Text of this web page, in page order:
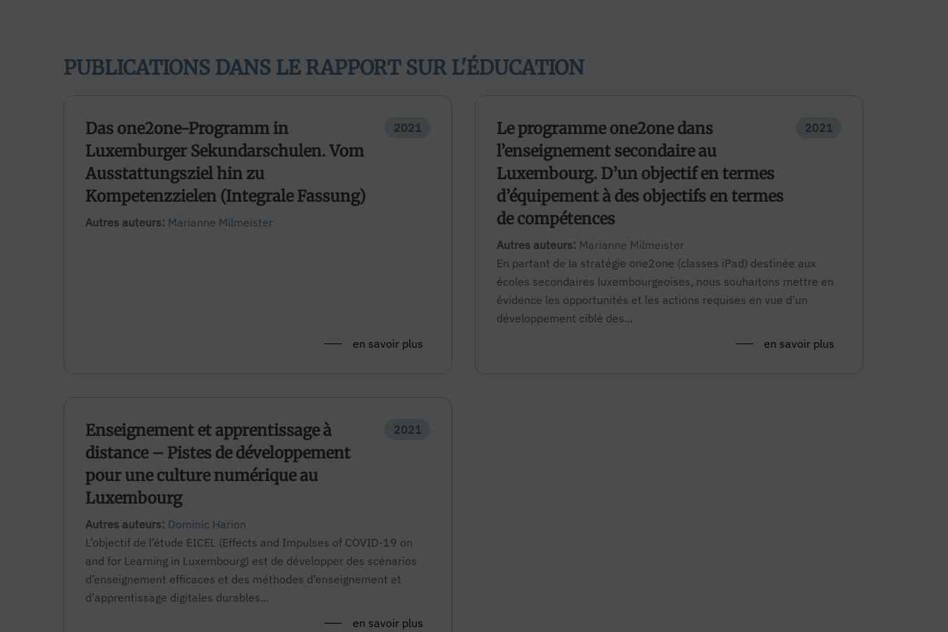
PUBLICATIONS DANS LE RAPPORT SUR L'ÉDUCATION
Das one2one-Programm in
Luxemburger Sekundarschulen. Vom
Ausstattungsziel hin zu
Kompetenzzielen (Integrale Fassung)
2021
Autres auteurs: Marianne Milmeister
en savoir plus
Le programme one2one dans
l’enseignement secondaire au
Luxembourg. D’un objectif en termes
d’équipement à des objectifs en termes
de compétences
2021
Autres auteurs: Marianne Milmeister
En partant de la stratégie one2one (classes iPad) destinée aux
écoles secondaires luxembourgeoises, nous souhaitons mettre en
évidence les opportunités et les actions requises en vue d’un
développement ciblé des...
en savoir plus
Enseignement et apprentissage à
distance – Pistes de développement
pour une culture numérique au
Luxembourg
2021
Autres auteurs: Dominic Harion
L’objectif de l’étude EICEL (Effects and Impulses of COVID-19 on
and for Learning in Luxembourg) est de développer des scénarios
d’enseignement efficaces et des méthodes d’enseignement et
d’apprentissage digitales durables...
en savoir plus